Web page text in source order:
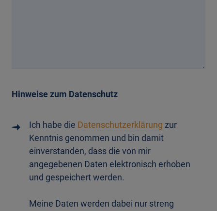
Hinweise zum Datenschutz
Ich habe die Datenschutzerklärung zur
Kenntnis genommen und bin damit
einverstanden, dass die von mir
angegebenen Daten elektronisch erhoben
und gespeichert werden.
Meine Daten werden dabei nur streng